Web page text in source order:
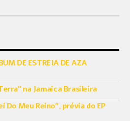
DE ESTREIA DE AZA
na Jamaica Brasileira
Do Meu Reino”, prévia do EP